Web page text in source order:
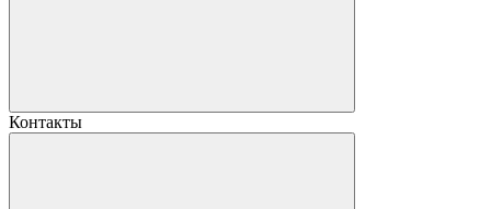
Контакты